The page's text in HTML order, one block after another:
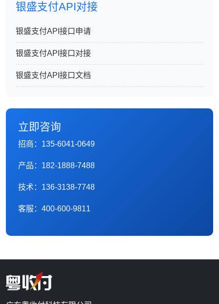
银盛支付API对接
银盛支付API接口申请
银盛支付API接口对接
银盛支付API接口文档
立即咨询
招商：135-6041-0649
产品：182-1888-7488
技术：136-3138-7748
客服：400-600-9811